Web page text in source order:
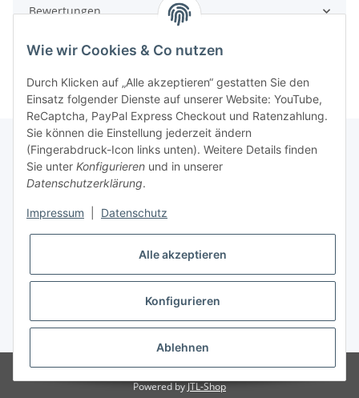
Bewertungen
Rechtliche Hinweise
Produktinformationen
* Alle Preise zzgl. gesetzlicher USt., zzgl.Versand
© SpezialDental
Powered byJTL-Shop
Wie wir Cookies & Co nutzen
Durch Klicken auf „Alle akzeptieren“ gestatten Sie den
Einsatz folgender Dienste auf unserer Website: YouTube,
ReCaptcha, PayPal Express Checkout und Ratenzahlung.
Sie können die Einstellung jederzeit ändern
(Fingerabdruck-Icon links unten). Weitere Details finden
Sie unter Konfigurieren und in unserer
Datenschutzerklärung.
Impressum Datenschutz
Alle akzeptieren
Konfigurieren
Ablehnen